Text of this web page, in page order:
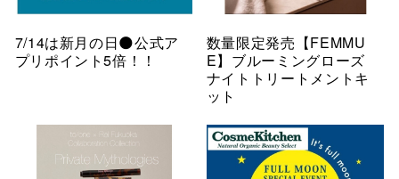
7/14は新月の日🌑公式ア
プリポイント5倍！！
数量限定発売【FEMMU
E】ブルーミングローズ
ナイトトリートメントキ
ット